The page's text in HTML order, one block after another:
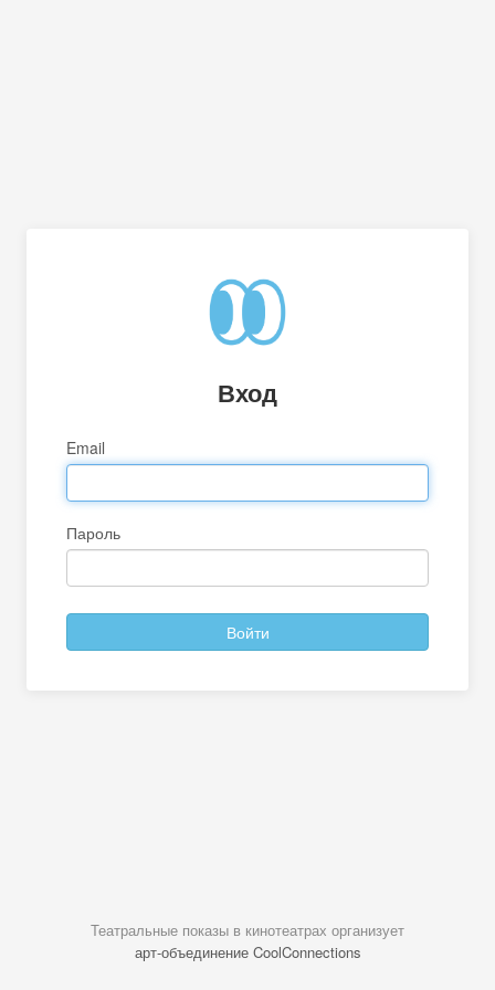
Вход
Email
Пароль
Театральные показы в кинотеатрах организует
арт-объединение CoolConnections